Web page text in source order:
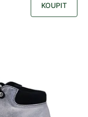
KOUPIT